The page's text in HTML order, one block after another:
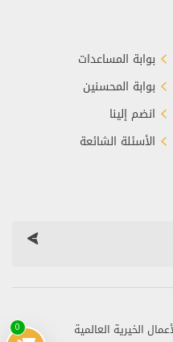
0
بوابة المساعدات
بوابة المحسنين
انضم إلينا
الأسئلة الشائعة